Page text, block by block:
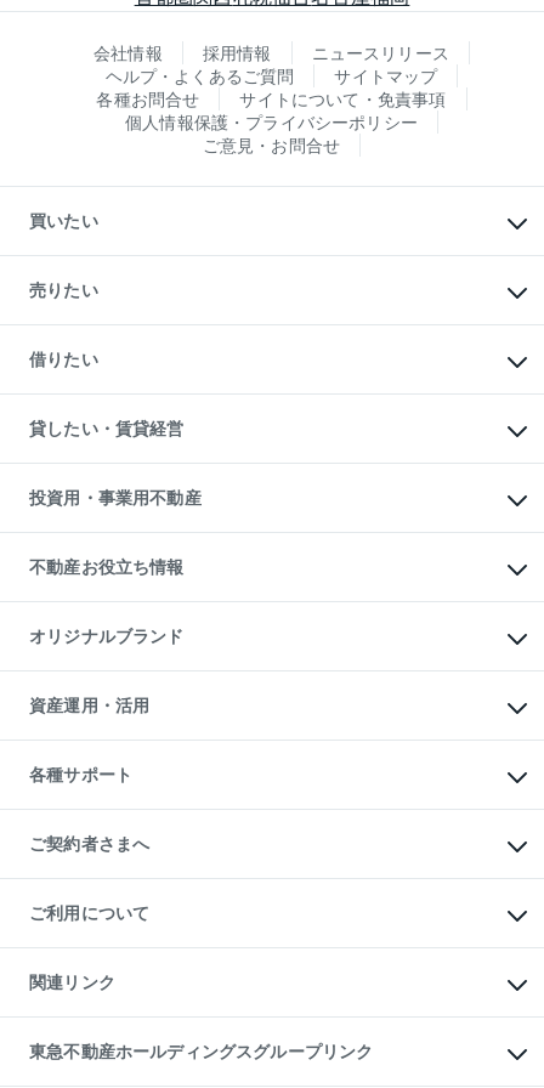
会社情報 採用情報
ニュースリリース
ヘルプ・よくあるご質問
サイトマップ
各種お問合せ
サイトについて・免責事項
個人情報保護・プライバシーポリシー
ご意見・お問合せ
買いたい
新築・分譲マンションの購入
中古マンションの購入
一戸建ての購入
中古一戸建ての購入
不動産購入の流れ
注目キーワード物件特集
購入ガイド
English 繁体中文簡体中文
売りたい
一戸建ての売却・査定
土地の売却・査定
スピードAI査定
不動産査定について
不動産売却の流れ
不動産買換えの流れ
売却ガイド
借りたい
オフィス・店舗の賃貸
借りるときの流れ
借りるガイド
貸したい・賃貸経営
マンション賃料データ
賃貸管理プラン
リロケーションについて
貸すガイド
投資用・事業用不動産
事業用不動産
マンション投資
投資用マンション
アパート経営
収益物件
ビル購入（ビル一棟）
投資用不動産の売却査定
事業用不動産の売却査定
不動産お役立ち情報
マンションライブラリー
人気マンションランキング
暮らしに役立つ不動産メディア
不動産相場・不動産価格情報
不動産コラム・ニュース
不動産用語集
不動産なんでもネット相談室
住まいの税金
オリジナルブランド
一棟リノベーションマンション
L`GENTE（ルジェンテ）
区分リノベーションマンション
投資用一棟レジデンスWELL
不動産小口投資
LEGACIA（レガシア）
資産運用・活用
不動産M&A
アセットマネジメント・出資
各種サポート
相続サポート
リフォームサポート
ご契約者さまへ
ご紹介・再契約特典
入居者様専用-各種ご案内（賃貸）
東急こすもす会「こすもすWeb」
ご利用について
金融商品取引について
東急リバブル ソーシャルメディアポリシー
ご意見・お問い合わせ（金融商品取引専用の相談・お問い合わせ窓口）
ダイレクトメール（郵送物）・Eメールなどの送付停止について
関連リンク
これからご結婚される方に東急百貨店のブライダルクラブ
人材サービスのご用命は 東急リバブルスタッフ株式会社まで
東急不動産ホールディングスグループリンク